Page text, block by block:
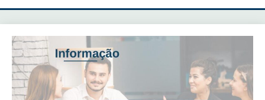
INSTITUTO DERING
EDUCACIONAL